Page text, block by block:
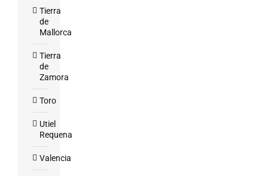
Tierra
de
Mallorca
Tierra
de
Zamora
Toro
Utiel
Requena
Valencia